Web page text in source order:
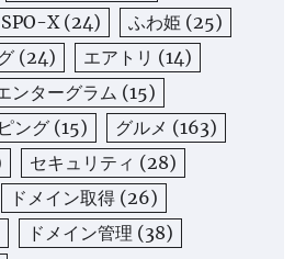
SPO-X(24) ふわ姫 (25)
(24) エアトリ (14)
ンターグラム (15)
ング (15) グルメ (163)
セキュリティ (28)
ドメイン取得 (26)
ドメイン管理 (38)